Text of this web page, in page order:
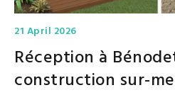
21 April 2026
Réception à
construction sur-